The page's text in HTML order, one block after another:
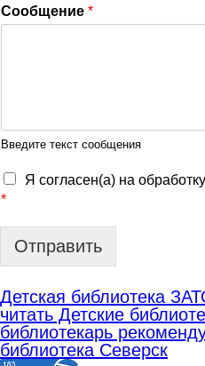
Сообщение *
Введите текст сообщения
Я согласен(а) на
*
Отправить
Детская библиотека
читать Детские
библиотекарь
библиотека Северск